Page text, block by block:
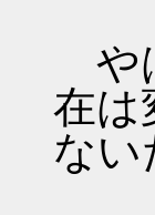
や
在は
ない